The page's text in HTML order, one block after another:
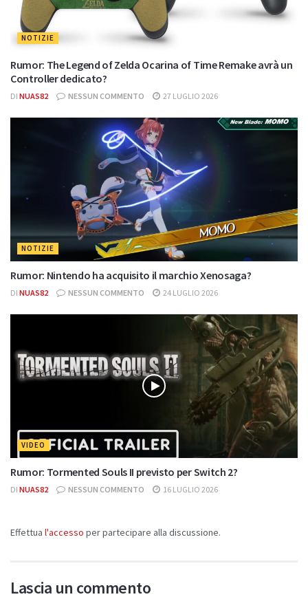
NOTIZIE
Rumor: The Legend of Zelda Ocarina of Time Remake avrà un
Controller dedicato?
DI NUAS82 NESSUN COMMENTO 27 LUGLIO 2026
NOTIZIE
Rumor: Nintendo ha acquisito il marchio Xenosaga?
DI NUAS82 NESSUN COMMENTO 24 LUGLIO 2026
VIDEO
Rumor: Tormented Souls II previsto per Switch 2?
DI NUAS82 NESSUN COMMENTO 16 LUGLIO 2026
Effettua l'accesso per partecipare alla discussione.
Lascia un commento